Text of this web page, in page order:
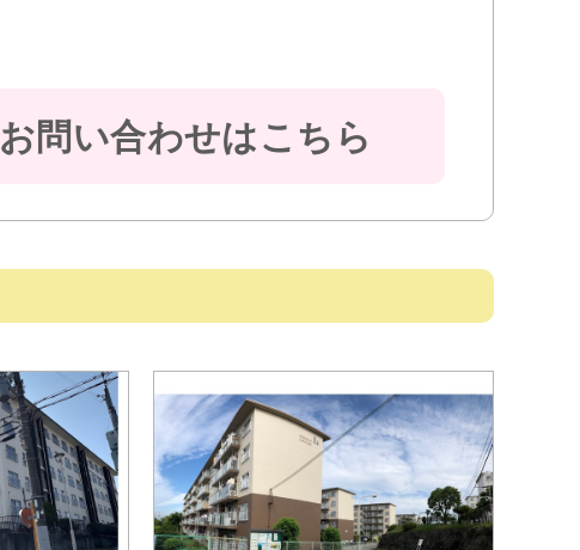
お問い合わせはこちら